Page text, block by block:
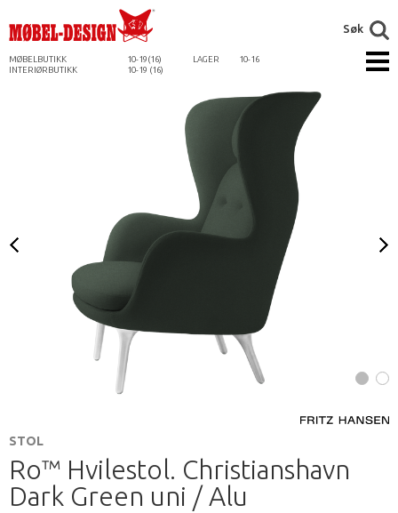
MØBELBUTIKK 10-19(16) LAGER
10-16
INTERIØRBUTIKK
10-19 (16)
Søk
STOL
Ro™ Hvilestol. Christianshavn
Dark Green uni / Alu